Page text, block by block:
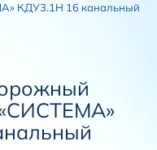
КДУ3.1Н 16 канальный